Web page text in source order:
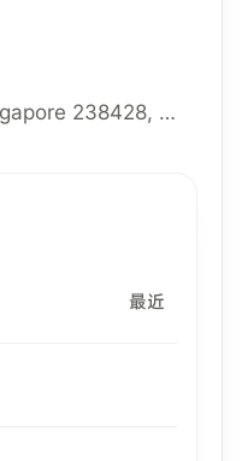
2 River Valley Close, Singapore 238428, 238428
最近